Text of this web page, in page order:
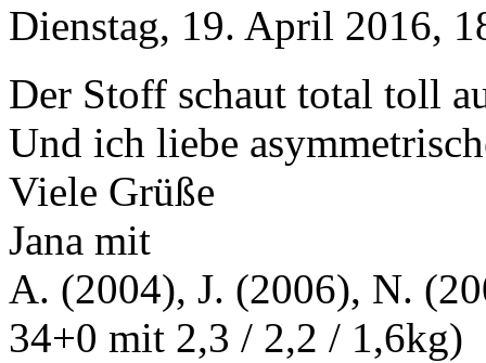
Dienstag, 19. April 2016,
Der Stoff schaut total toll
Und ich liebe
Viele Grüße
Jana mit
A. (2004), J. (2006), N.
34+0 mit 2,3 / 2,2 / 1,6kg)